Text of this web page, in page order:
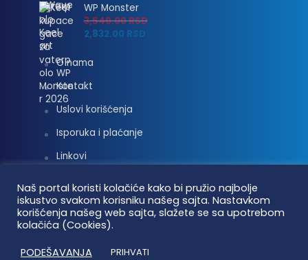
WP Monster
3,540.00RSD
2,832.00 RSD
O nama
Kontakt
Uslovi korišćenja
Isporuka i plaćanje
Linkovi
Vaterpolo vesti © 2026. Sva prava zadržana.
Naš portal koristi kolačiće kako bi pružio najbolje
iskustvo svakom korisniku našeg sajta. Nastavkom
korišćenja našeg web sajta, slažete se sa upotrebom
kolačića (Cookies).
PODEŠAVANJA
PRIHVATI